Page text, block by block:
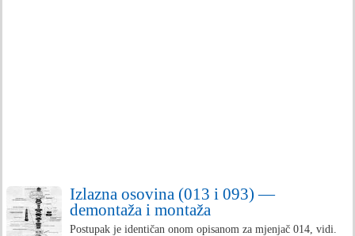
Izlazna osovina (013 i 093) —
demontaža i montaža
Postupak je identičan onom opisanom za mjenjač 014, vidi.